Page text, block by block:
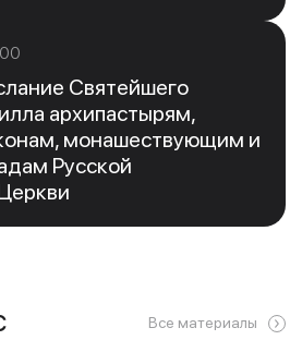
Святейшего
архипастырям,
монашествующим и
Русской
Все материалы